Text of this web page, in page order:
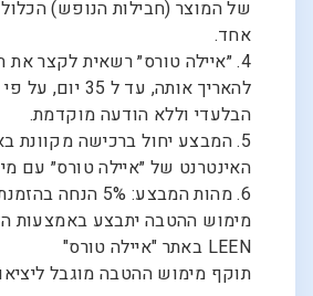
של המוצר (חבילות הנופש)
אחד.
4. ״איילה טורס״ רשאית לקצר
להאריך אותה, עד ל
הבלעדי וללא הודעה מוקדמת.
5. המבצע יחול ברכישה מקוונת
האינטרנט של ״איילה טורס״ עם
6. מהות המבצע: 5% הנחה בהזמנת חבילה לקרפטוס
מימוש ההטבה יתבצע באמצעות
LEEN באתר "איילה טורס"
תוקף מימוש ההטבה מוגבל ליציאות עד